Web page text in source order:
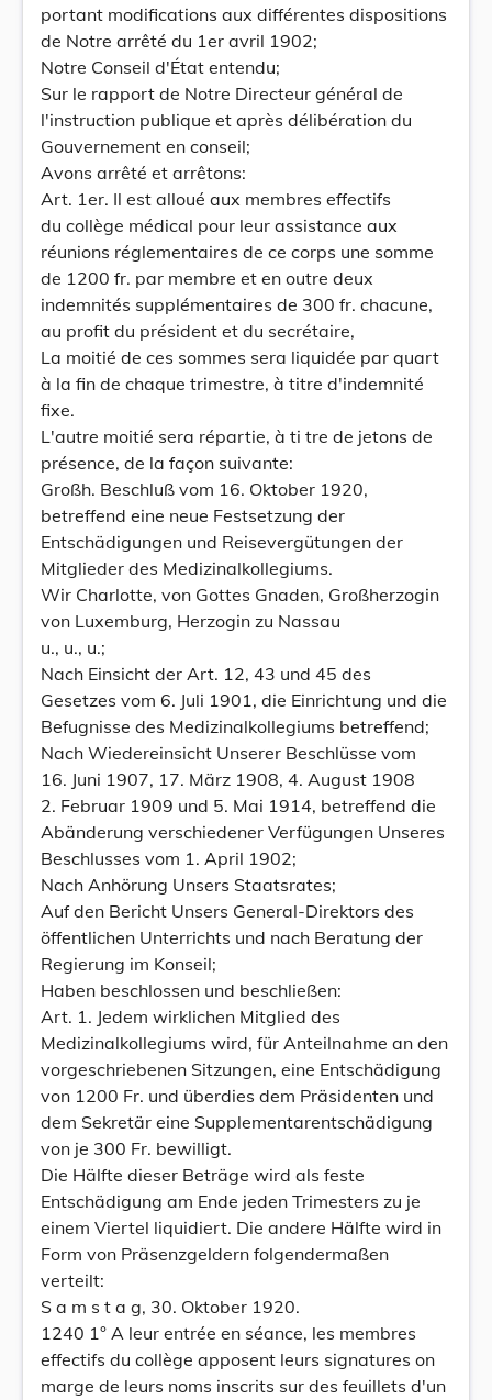
portant modifications aux différentes dispositions
de Notre arrêté du 1er avril 1902;
Notre Conseil d'État entendu;
Sur le rapport de Notre Directeur général de
l'instruction publique et après délibération du
Gouvernement en conseil;
Avons arrêté et arrêtons:
Art. 1er. Il est alloué aux membres effectifs
du collège médical pour leur assistance aux
réunions réglementaires de ce corps une somme
de 1200 fr. par membre et en outre deux
indemnités supplémentaires de 300 fr. chacune,
au profit du président et du secrétaire,
La moitié de ces sommes sera liquidée par quart
à la fin de chaque trimestre, à titre d'indemnité
fixe.
L'autre moitié sera répartie, à ti tre de jetons de
présence, de la façon suivante:
Großh. Beschluß vom 16. Oktober 1920,
betreffend eine neue Festsetzung der
Entschädigungen und Reisevergütungen der
Mitglieder des Medizinalkollegiums.
Wir Charlotte, von Gottes Gnaden, Großherzogin
von Luxemburg, Herzogin zu Nassau
u., u., u.;
Nach Einsicht der Art. 12, 43 und 45 des
Gesetzes vom 6. Juli 1901, die Einrichtung und die
Befugnisse des Medizinalkollegiums betreffend;
Nach Wiedereinsicht Unserer Beschlüsse vom
16. Juni 1907, 17. März 1908, 4. August 1908
2. Februar 1909 und 5. Mai 1914, betreffend die
Abänderung verschiedener Verfügungen Unseres
Beschlusses vom 1. April 1902;
Nach Anhörung Unsers Staatsrates;
Auf den Bericht Unsers General-Direktors des
öffentlichen Unterrichts und nach Beratung der
Regierung im Konseil;
Haben beschlossen und beschließen:
Art. 1. Jedem wirklichen Mitglied des
Medizinalkollegiums wird, für Anteilnahme an den
vorgeschriebenen Sitzungen, eine Entschädigung
von 1200 Fr. und überdies dem Präsidenten und
dem Sekretär eine Supplementarentschädigung
von je 300 Fr. bewilligt.
Die Hälfte dieser Beträge wird als feste
Entschädigung am Ende jeden Trimesters zu je
einem Viertel liquidiert. Die andere Hälfte wird in
Form von Präsenzgeldern folgendermaßen
verteilt:
S a m s t a g, 30. Oktober 1920.
1240 1° A leur entrée en séance, les membres
effectifs du collège apposent leurs signatures on
marge de leurs noms inscrits sur des feuillets d'un